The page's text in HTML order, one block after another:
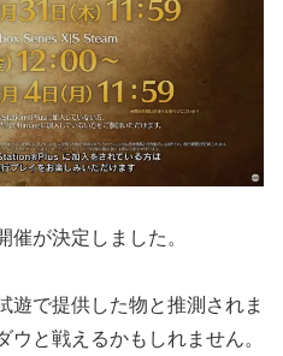
催が決定しました。
遊で提供した物と推測されま
と戦えるかもしれません。